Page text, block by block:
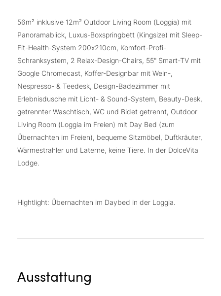
56m² inklusive 12m² Outdoor Living Room (Loggia) mit
Panoramablick, Luxus-Boxspringbett (Kingsize) mit Sleep-
Fit-Health-System 200x210cm, Komfort-Profi-
Schranksystem, 2 Relax-Design-Chairs, 55" Smart-TV mit
Google Chromecast, Koffer-Designbar mit Wein-,
Nespresso- & Teedesk, Design-Badezimmer mit
Erlebnisdusche mit Licht- & Sound-System, Beauty-Desk,
getrennter Waschtisch, WC und Bidet getrennt, Outdoor
Living Room (Loggia im Freien) mit Day Bed (zum
Übernachten im Freien), bequeme Sitzmöbel, Duftkräuter,
Wärmestrahler und Laterne, keine Tiere. In der DolceVita
Lodge.
Hightlight: Übernachten im Daybed in der Loggia.
Ausstattung